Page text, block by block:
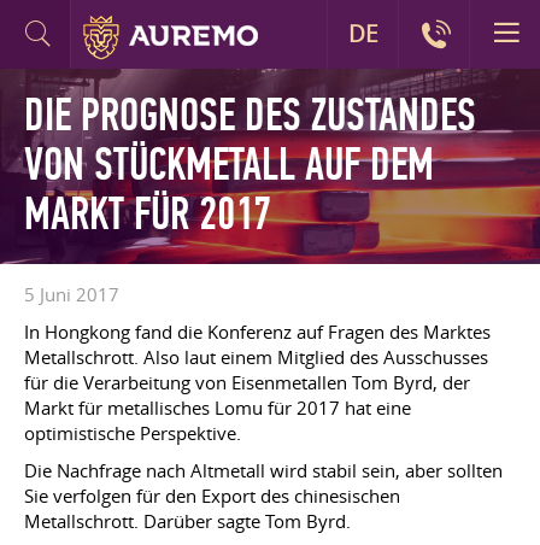
DIE PROGNOSE DES ZUSTANDES
VON STÜCKMETALL AUF DEM
MARKT FÜR 2017
5 Juni 2017
In Hongkong fand die Konferenz auf Fragen des Marktes
Metallschrott. Also laut einem Mitglied des Ausschusses
für die Verarbeitung von Eisenmetallen Tom Byrd, der
Markt für metallisches Lomu für 2017 hat eine
optimistische Perspektive.
Die Nachfrage nach Altmetall wird stabil sein, aber sollten
Sie verfolgen für den Export des chinesischen
Metallschrott. Darüber sagte Tom Byrd.
DE